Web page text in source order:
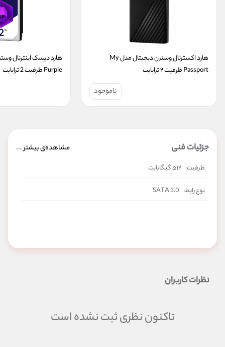
Passport ظرفیت ۲ ترابایت
ناموجود
Purple ظرفیت 2 ترابایت
جزئیات فنی مشاهده‌ی بیشتر ...
ظرفیت: ۵۱۲ گیگابایت
نوع رابط: SATA 3.0
نظرات کاربران
تاکنون نظری ثبت نشده است